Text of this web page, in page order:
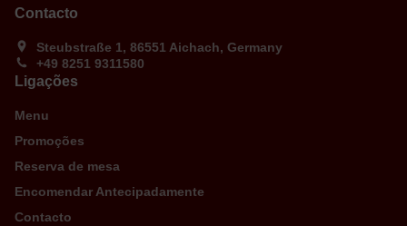
Contacto
Steubstraße 1, 86551 Aichach, Germany
+49 8251 9311580
Ligações
Menu
Promoções
Reserva de mesa
Encomendar Antecipadamente
Contacto